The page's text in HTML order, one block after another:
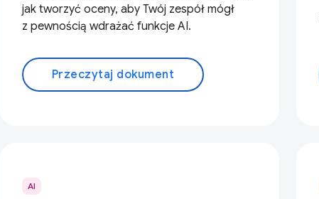
jak tworzyć oceny, aby Twój zespół mógł
z pewnością wdrażać funkcje AI.
Przeczytaj dokument
AI